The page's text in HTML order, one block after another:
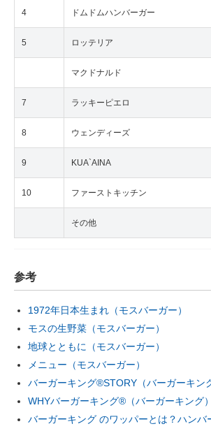
4 ドムドムハンバーガー
5 ロッテリア
マクドナルド
7 ラッキーピエロ
8 ウェンディーズ
9 KUA`AINA
10 ファーストキッチン
その他
参考
1972年日本生まれ（モスバーガー）
モスの生野菜（モスバーガー）
地球とともに（モスバーガー）
メニュー（モスバーガー）
バーガーキング®STORY（バーガーキン
WHYバーガーキング®（バーガーキング）
バーガーキング のワッパーとは？ハンバ